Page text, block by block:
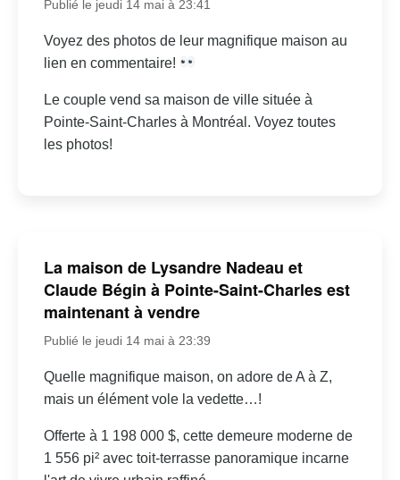
Publié le jeudi 14 mai à 23:41
Voyez des photos de leur magnifique maison au
lien en commentaire!
Le couple vend sa maison de ville située à
Pointe-Saint-Charles à Montréal. Voyez toutes
les photos!
La maison de Lysandre Nadeau et
Claude Bégin à Pointe-Saint-Charles est
maintenant à vendre
Publié le jeudi 14 mai à 23:39
Quelle magnifique maison, on adore de A à Z,
mais un élément vole la vedette…!
Offerte à 1 198 000 $, cette demeure moderne de
1 556 pi² avec toit-terrasse panoramique incarne